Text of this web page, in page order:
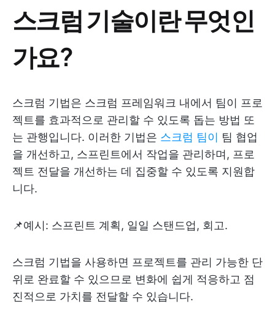
스크럼 기술이란 무엇인
가요?
스크럼 기법은 스크럼 프레임워크 내에서 팀이 프로
젝트를 효과적으로 관리할 수 있도록 돕는 방법 또
는 관행입니다. 이러한 기법은 스크럼 팀이 팀 협업
을 개선하고, 스프린트에서 작업을 관리하며, 프로
젝트 전달을 개선하는 데 집중할 수 있도록 지원합
니다.
📌예시: 스프린트 계획, 일일 스탠드업, 회고.
스크럼 기법을 사용하면 프로젝트를 관리 가능한 단
위로 완료할 수 있으므로 변화에 쉽게 적응하고 점
진적으로 가치를 전달할 수 있습니다.